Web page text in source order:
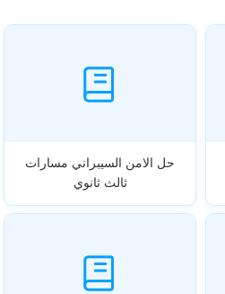
حل الامن السيبراني مسارات
ثالث ثانوي